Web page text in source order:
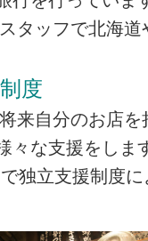
タッフで北海
度
来自分のお店
々な支援をしま
独立支援制度